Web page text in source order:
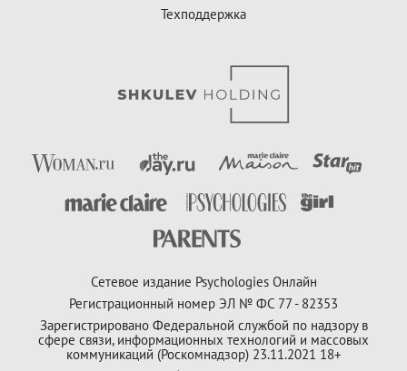
Техподдержка
Сетевое издание Psychologies Онлайн
Регистрационный номер ЭЛ № ФС 77 - 82353
Зарегистрировано Федеральной службой по надзору в
сфере связи, информационных технологий и массовых
коммуникаций (Роскомнадзор) 23.11.2021 18+